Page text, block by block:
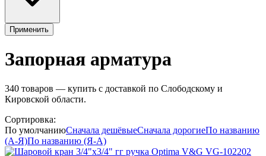
Применить
Запорная арматура
340 товаров — купить с доставкой по Слободскому и
Кировской области.
Сортировка:
По умолчаниюСначала дешёвыеСначала дорогиеПо названию
(А-Я)По названию (Я-А)